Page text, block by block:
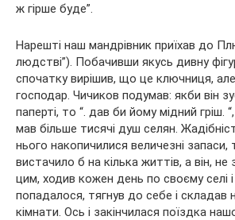
ж гірше буде”.
Нарешті наш мандрівник приїхав до
людстві”). Побачивши якусь дивну
спочатку вирішив, що це ключниця,
господар. Чичиков подумав: якби він
паперті, то “. дав би йому мідний гріш.
мав більше тисячі душ селян.
нього накопичилися величезні запаси,
вистачило б на кілька життів, а він,
цим, ходив кожен день по своєму селі
попадалося, тягнув до себе і складав
кімнати. Ось і закінчилася поїздка